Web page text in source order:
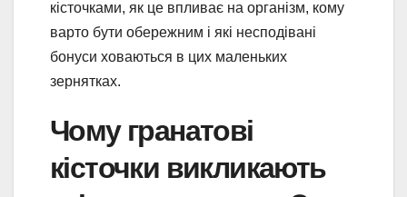
кісточками, як це впливає на організм, кому
варто бути обережним і які несподівані
бонуси ховаються в цих маленьких
зернятках.
Чому гранатові
кісточки викликають